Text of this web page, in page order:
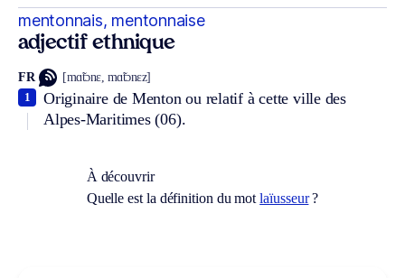
mentonnais, mentonnaise
adjectif ethnique
FR [mɑ̃tɔnɛ, mɑ̃tɔnɛz]
Originaire de Menton ou relatif à cette ville des
Alpes-Maritimes (06).
1
À découvrir
Quelle est la définition du motlaïusseur?